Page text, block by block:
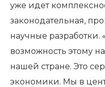
уже идет
законодательная,
научные разработки.
возможность этому
нашей стране. Это
экономики. Мы в